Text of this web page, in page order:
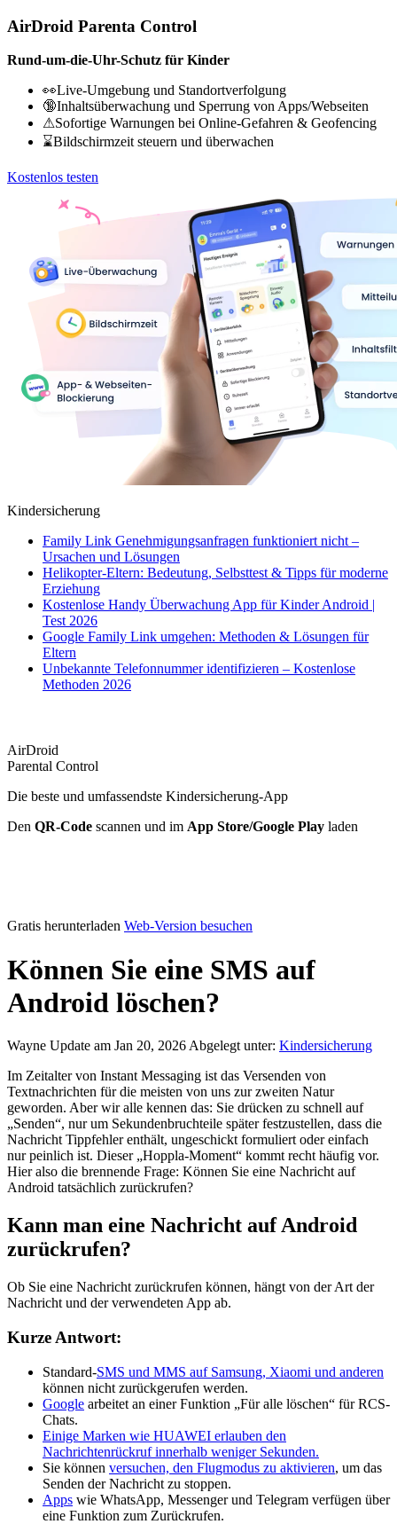
AirDroid Parenta Control
Rund-um-die-Uhr-Schutz für Kinder
👀Live-Umgebung und Standortverfolgung
🔞Inhaltsüberwachung und Sperrung von Apps/Webseiten
⚠Sofortige Warnungen bei Online-Gefahren & Geofencing
⌛Bildschirmzeit steuern und überwachen
Kostenlos testen
Kindersicherung
Family Link Genehmigungsanfragen funktioniert nicht –
Ursachen und Lösungen
Helikopter-Eltern: Bedeutung, Selbsttest & Tipps für moderne
Erziehung
Kostenlose Handy Überwachung App für Kinder Android |
Test 2026
Google Family Link umgehen: Methoden & Lösungen für
Eltern
Unbekannte Telefonnummer identifizieren – Kostenlose
Methoden 2026
AirDroid
Parental Control
Die beste und umfassendste Kindersicherung-App
Den QR-Code scannen und im App Store/Google Play laden
Gratis herunterladen Web-Version besuchen
Können Sie eine SMS auf
Android löschen?
Wayne Update am Jan 20, 2026 Abgelegt unter: Kindersicherung
Im Zeitalter von Instant Messaging ist das Versenden von
Textnachrichten für die meisten von uns zur zweiten Natur
geworden. Aber wir alle kennen das: Sie drücken zu schnell auf
„Senden“, nur um Sekundenbruchteile später festzustellen, dass die
Nachricht Tippfehler enthält, ungeschickt formuliert oder einfach
nur peinlich ist. Dieser „Hoppla-Moment“ kommt recht häufig vor.
Hier also die brennende Frage: Können Sie eine Nachricht auf
Android tatsächlich zurückrufen?
Kann man eine Nachricht auf Android
zurückrufen?
Ob Sie eine Nachricht zurückrufen können, hängt von der Art der
Nachricht und der verwendeten App ab.
Kurze Antwort:
Standard-SMS und MMS auf Samsung, Xiaomi und anderen
können nicht zurückgerufen werden.
Google arbeitet an einer Funktion „Für alle löschen“ für RCS-
Chats.
Einige Marken wie HUAWEI erlauben den
Nachrichtenrückruf innerhalb weniger Sekunden.
Sie können versuchen, den Flugmodus zu aktivieren, um das
Senden der Nachricht zu stoppen.
Apps wie WhatsApp, Messenger und Telegram verfügen über
eine Funktion zum Zurückrufen.